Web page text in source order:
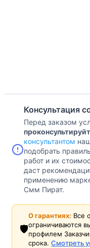
Консультация
Перед заказом
консультантом
подобрать
работ и их
даст
применению
Смм Пират.
🛡️
О гарантиях: Все
ограничиваются
профилем
срока. Смотреть